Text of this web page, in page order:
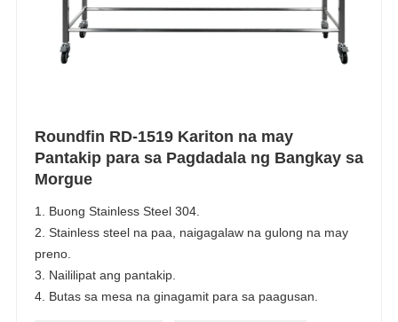
Roundfin RD-1519 Kariton na may
Pantakip para sa Pagdadala ng Bangkay sa
Morgue
1. Buong Stainless Steel 304.
2. Stainless steel na paa, naigagalaw na gulong na may
preno.
3. Naililipat ang pantakip.
4. Butas sa mesa na ginagamit para sa paagusan.